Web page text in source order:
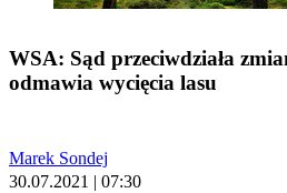
WSA: Sąd przeciwdziała
odmawia wycięcia lasu
Marek Sondej
30.07.2021 | 07:30